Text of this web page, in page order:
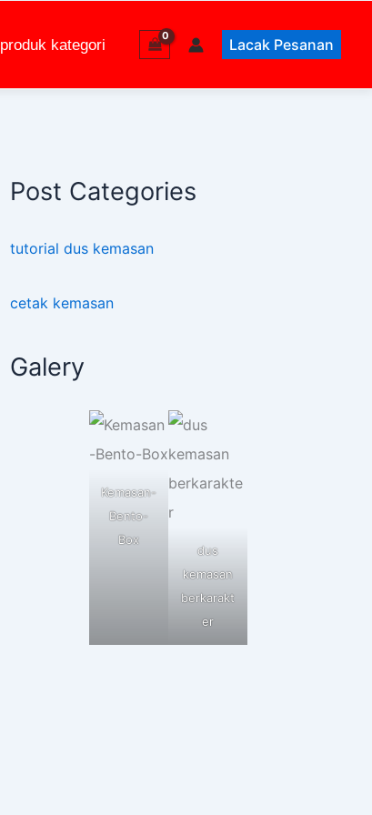
produk kategori Lacak Pesanan
Post Categories
tutorial dus kemasan
cetak kemasan
Galery
Kemasan-
Bento-
Box
dus
kemasan
berkarakt
er